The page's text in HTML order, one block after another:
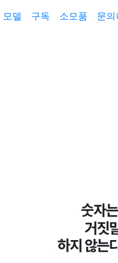
모델 구독 소모품 문의